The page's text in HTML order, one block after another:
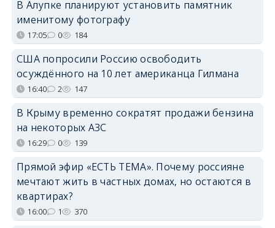
В Алупке планируют установить памятник
именитому фотографу
17:05 0 184
США попросили Россию освободить
осуждённого на 10 лет американца Гилмана
16:40 2 147
В Крыму временно сократят продажи бензина
на некоторых АЗС
16:29 0 139
Прямой эфир «ЕСТЬ ТЕМА». Почему россияне
мечтают жить в частных домах, но остаются в
квартирах?
16:00 1 370